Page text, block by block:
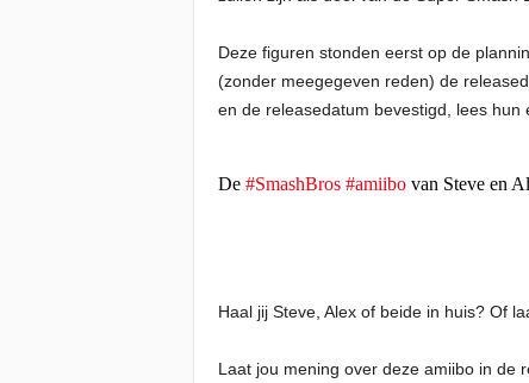
Deze figuren stonden eerst op de
(zonder meegegeven reden) de
en de releasedatum bevestigd, lees
De #SmashBros #amiibovan Steve en
Haal jij Steve, Alex of beide in huis? Of
Laat jou mening over deze amiibo in de